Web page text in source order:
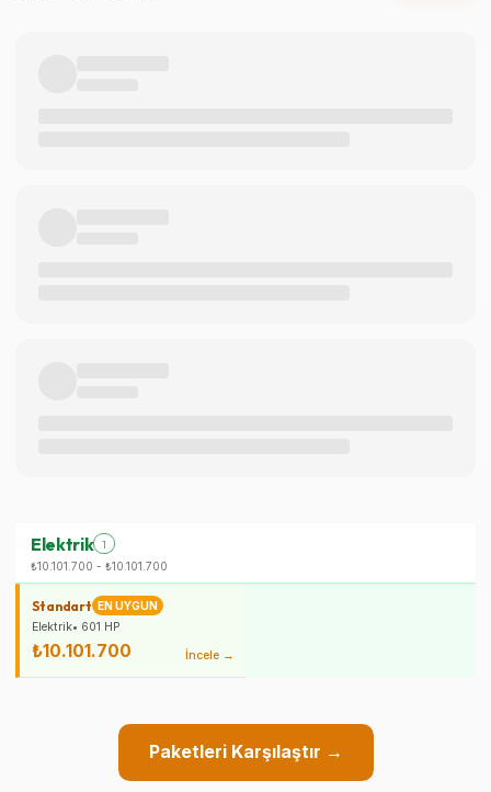
Elektrik 1
₺10.101.700 - ₺10.101.700
Standart EN UYGUN
Elektrik• 601 HP
₺10.101.700 İncele →
Paketleri Karşılaştır →